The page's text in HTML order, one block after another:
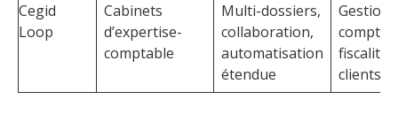
Cegid
Loop
Cabinets
d’expertise-
comptable
Multi-dossiers,
collaboration,
automatisation
étendue
Gestion
fiscalité,
clients